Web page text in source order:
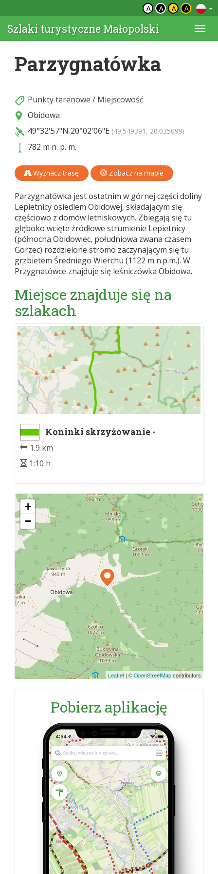
A A A A
Szlaki turystyczne Małopolski
Parzygnatówka
Punkty terenowe / Miejscowość
Obidowa
49°32'57"N 20°02'06"E (49.549391, 20.035099)
782 m n. p. m.
Wyznacz trasę Zobacz na mapie
Parzygnatówka jest ostatnim w górnej części doliny
Lepietnicy osiedlem Obidowej, składającym się
częściowo z domów letniskowych. Zbiegają się tu
głęboko wcięte źródłowe strumienie Lepietnicy
(północna Obidowiec, południowa zwana czasem
Gorzec) rozdzielone stromo zaczynającym się tu
grzbietem Średniego Wierchu (1122 m n.p.m.). W
Przygnatówce znajduje się leśniczówka Obidowa.
Miejsce znajduje się na
szlakach
Koninki skrzyżowanie -
Jaworzyna Porębska - granica
GPN
1.9 km
1:10 h
+
−
Leaflet | ©OpenStreetMapcontributors
Pobierz aplikację